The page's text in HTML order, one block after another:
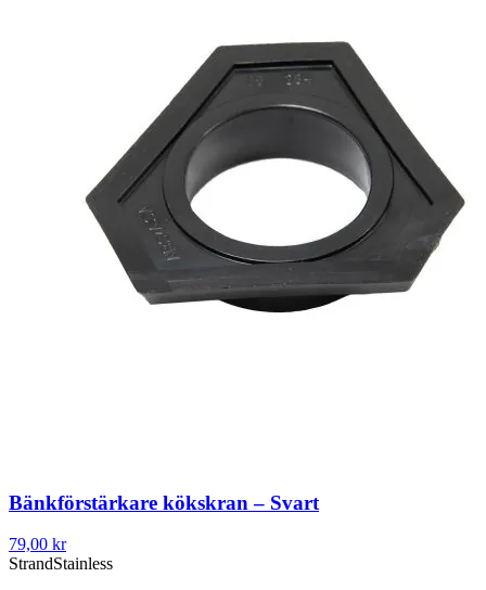
Bänkförstärkare kökskran – Svart
79,00 kr
StrandStainless